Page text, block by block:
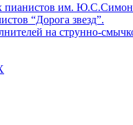
пианистов им.
“Дорога звезд”.
на струнно-